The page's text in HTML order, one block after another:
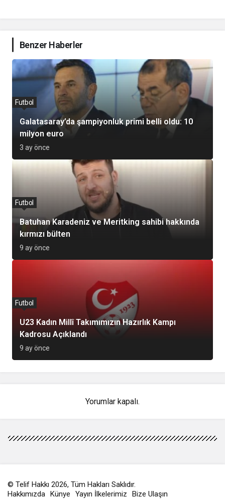
Benzer Haberler
Galatasaray’da şampiyonluk primi belli oldu: 10
milyon euro
Futbol
3 ay önce
Batuhan Karadeniz ve Meritking sahibi hakkında
kırmızı bülten
Futbol
9 ay önce
U23 Kadın Millî Takımımızın Hazırlık Kampı
Kadrosu Açıklandı
Futbol
9 ay önce
Yorumlar kapalı.
© Telif Hakkı 2026, Tüm Hakları Saklıdır.
Hakkımızda Künye Yayın İlkelerimiz Bize Ulaşın